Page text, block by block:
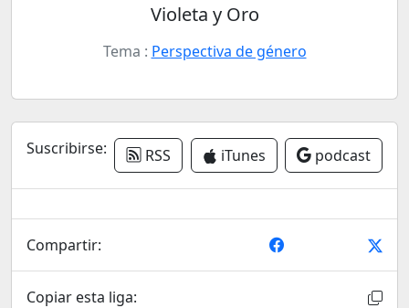
Violeta y Oro
Tema : Perspectiva de género
Suscribirse: RSS iTunes podcast
Compartir:
Copiar esta liga: